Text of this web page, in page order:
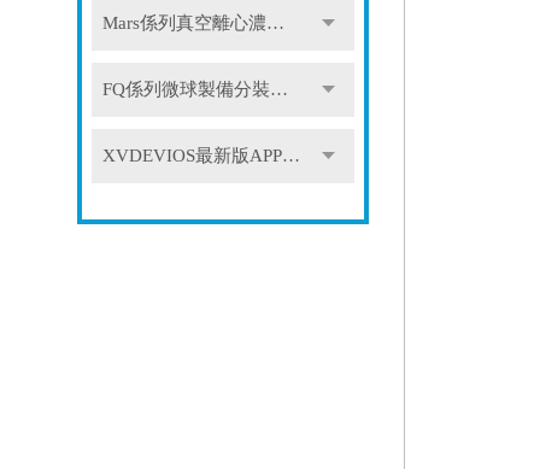
Mars係列真空離心濃縮儀
FQ係列微球製備分裝係統
XVDEVIOS最新版APP下载配件